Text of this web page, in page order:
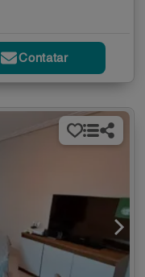
Contatar